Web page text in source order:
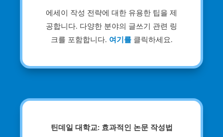
에세이 작성 전략에 대한 유용한 팁을 제
공합니다. 다양한 분야의 글쓰기 관련 링
크를 포함합니다. 여기를클릭하세요.
틴데일 대학교: 효과적인 논문 작성법